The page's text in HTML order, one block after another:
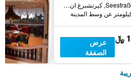
Seestraße 15, كيرتشبرغ ان تيرول, ولاية تيرول, النمسا
عرض
الصفقة